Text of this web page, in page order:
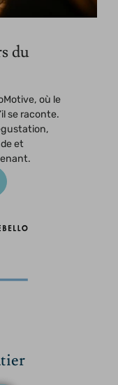
du
où le
se raconte.
et